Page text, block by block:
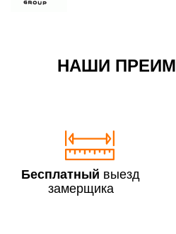
НАШИ
Бесплатный выезд
замерщика